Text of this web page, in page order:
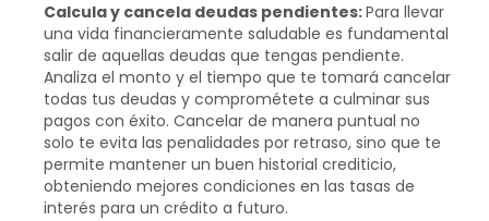
Calcula y cancela deudas pendientes:Para llevar
una vida financieramente saludable es fundamental
salir de aquellas deudas que tengas pendiente.
Analiza el monto y el tiempo que te tomará cancelar
todas tus deudas y comprométete a culminar sus
pagos con éxito. Cancelar de manera puntual no
solo te evita las penalidades por retraso, sino que te
permite mantener un buen historial crediticio,
obteniendo mejores condiciones en las tasas de
interés para un crédito a futuro.